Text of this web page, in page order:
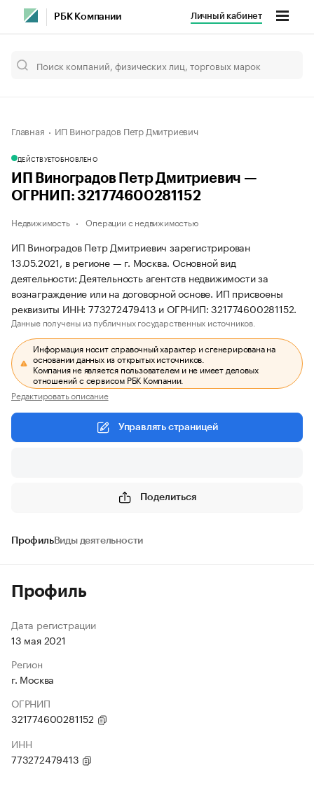
РБК Компании Личный кабинет
Главная ИП Виноградов Петр Дмитриевич
ДЕЙСТВУЕТОБНОВЛЕНО
ИП Виноградов Петр Дмитриевич —
ОГРНИП: 321774600281152
Недвижимость Операции с недвижимостью
ИП Виноградов Петр Дмитриевич зарегистрирован
13.05.2021, в регионе — г. Москва. Основной вид
деятельности: Деятельность агентств недвижимости за
вознаграждение или на договорной основе. ИП присвоены
реквизиты ИНН: 773272479413 и ОГРНИП: 321774600281152.
Данные получены из публичных государственных источников.
Информация носит справочный характер и сгенерирована на
основании данных из открытых источников.
Компания не является пользователем и не имеет деловых
отношений с сервисом РБК Компании.
Редактировать описание
Управлять страницей
Поделиться
ПрофильВиды деятельности
Профиль
Дата регистрации
13 мая 2021
Регион
г. Москва
ОГРНИП
321774600281152
ИНН
773272479413